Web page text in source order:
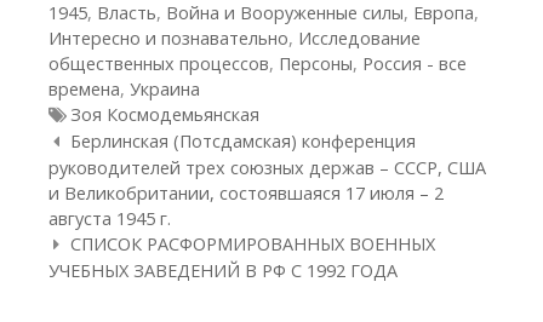
1945, Власть, Война и Вооруженные силы, Европа,
Интересно и познавательно, Исследование
общественных процессов, Персоны, Россия - все
времена, Украина
Метки
Зоя Космодемьянская
Навигация по статьям
Берлинская (Потсдамская) конференция
руководителей трех союзных держав – СССР, США
и Великобритании, состоявшаяся 17 июля – 2
августа 1945 г.
СПИСОК РАСФОРМИРОВАННЫХ ВОЕННЫХ
УЧЕБНЫХ ЗАВЕДЕНИЙ В РФ С 1992 ГОДА